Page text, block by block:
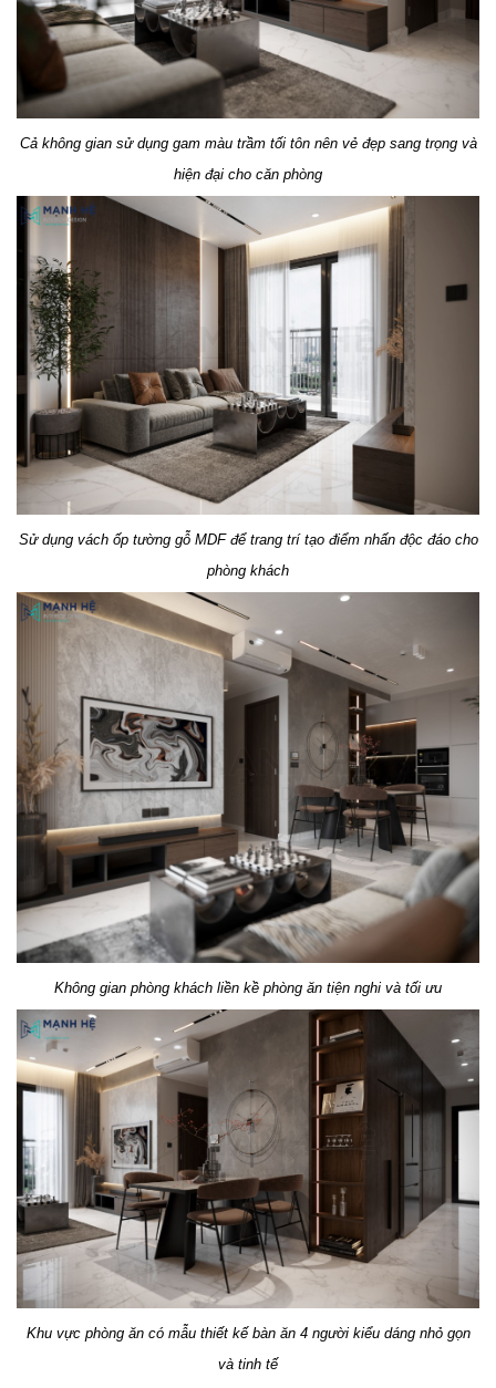
Cả không gian sử dụng gam màu trầm tối tôn nên vẻ đẹp sang trọng và
hiện đại cho căn phòng
Sử dụng vách ốp tường gỗ MDF để trang trí tạo điểm nhấn độc đáo cho
phòng khách
Không gian phòng khách liền kề phòng ăn tiện nghi và tối ưu
Khu vực phòng ăn có mẫu thiết kế bàn ăn 4 người kiểu dáng nhỏ gọn
và tinh tế